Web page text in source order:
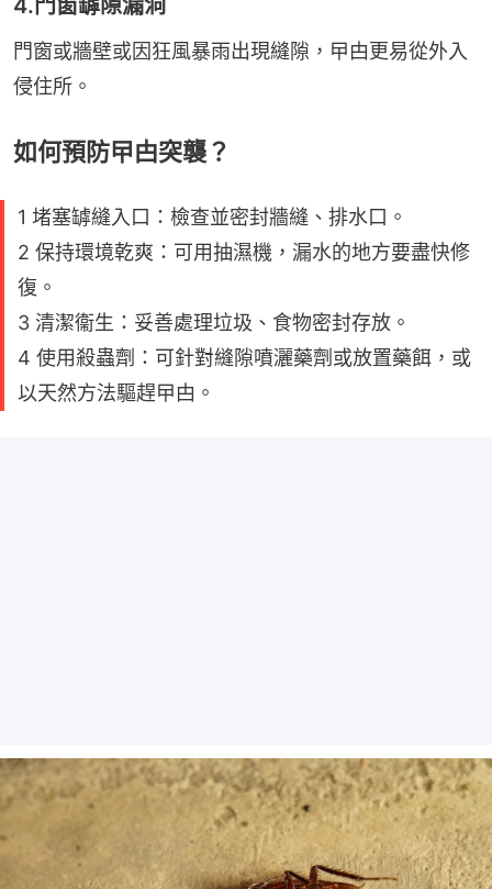
門窗或牆壁或因狂風暴雨出現縫隙，曱甴更易從外入
侵住所。
如何預防曱甴突襲？
1 堵塞罅縫入口：檢查並密封牆縫、排水口。
2 保持環境乾爽：可用抽濕機，漏水的地方要盡快修
復。
3 清潔衞生：妥善處理垃圾、食物密封存放。
4 使用殺蟲劑：可針對縫隙噴灑藥劑或放置藥餌，或
以天然方法驅趕曱甴。